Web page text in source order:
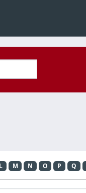
L M N O P Q